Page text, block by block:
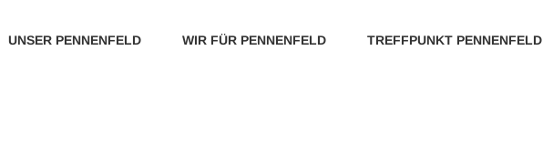
UNSER PENNENFELD WIR FÜR PENNENFELD TREFFPUNKT PENNENFELD